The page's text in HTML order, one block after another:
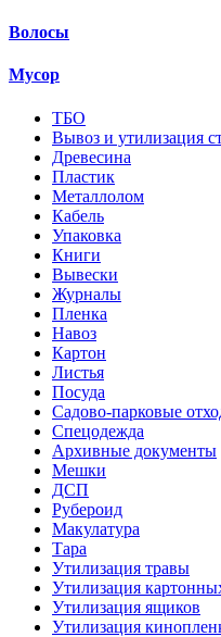
Волосы
Мусор
ТБО
Вывоз и утилизация
Древесина
Пластик
Металлолом
Кабель
Упаковка
Книги
Вывески
Журналы
Пленка
Навоз
Картон
Листья
Посуда
Садово-парковые
Спецодежда
Архивные документы
Мешки
ДСП
Рубероид
Макулатура
Тара
Утилизация травы
Утилизация
Утилизация ящиков
Утилизация